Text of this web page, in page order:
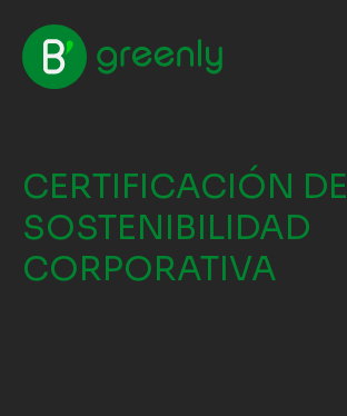
CERTIFICACIÓN DE
SOSTENIBILIDAD
CORPORATIVA